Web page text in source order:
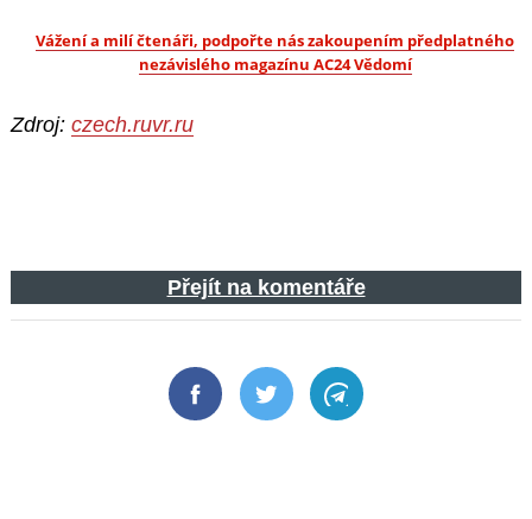
Vážení a milí čtenáři, podpořte nás zakoupením předplatného
nezávislého magazínu AC24 Vědomí
Zdroj: czech.ruvr.ru
Přejít na komentáře
FacebookTwitter Telegram